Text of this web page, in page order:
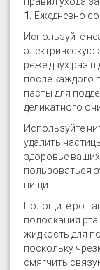
1. Ежедневно
Используйте
электрическую
реже двух раз в
после каждого
пасты для
деликатного
Используйте
удалить
здоровье
пользоваться
пищи.
Полощите рот
полоскания
жидкость для
поскольку
смягчить